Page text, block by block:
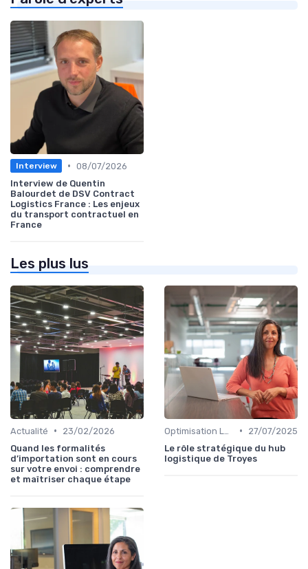
Interview • 08/07/2026
Interview de Quentin
Balourdet de DSV Contract
Logistics France : Les enjeux
du transport contractuel en
France
Les plus lus
Actualité •
23/02/2026
Quand les formalités
d’importation sont en cours
sur votre envoi : comprendre
et maîtriser chaque étape
•
27/07/2025
Le rôle stratégique du hub
logistique de Troyes